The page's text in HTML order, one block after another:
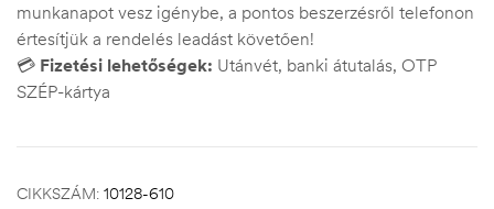
munkanapot vesz igénybe, a pontos beszerzésről telefonon
értesítjük a rendelés leadást követően!
💳 Fizetési lehetőségek: Utánvét, banki átutalás, OTP
SZÉP-kártya
CIKKSZÁM: 10128-610